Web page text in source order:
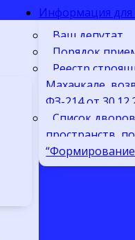
Информация для
Ваш депутат
Порядок
Реестр
Махачкале,
ФЗ-214 от
Список
пространств,